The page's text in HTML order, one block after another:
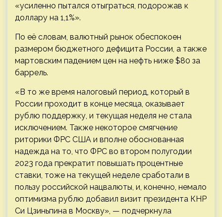
«усиленно пытался отыграться, подорожав к
доллару на 1,1%».
По её словам, валютный рынок обеспокоен
размером бюджетного дефицита России, а также
мартовским падением цен на нефть ниже $80 за
баррель.
«В то же время налоговый период, который в
России проходит в конце месяца, оказывает
рублю поддержку, и текущая неделя не стала
исключением. Также некоторое смягчение
риторики ФРС США и вполне обоснованная
надежда на то, что ФРС во втором полугодии
2023 года прекратит повышать процентные
ставки, тоже на текущей неделе сработали в
пользу российской нацвалюты, и, конечно, немало
оптимизма рублю добавил визит президента КНР
Си Цзиньпина в Москву», — подчеркнула